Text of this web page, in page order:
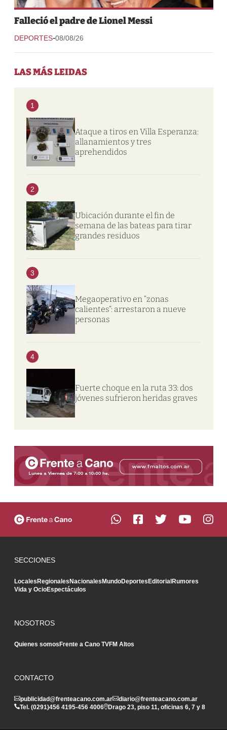
Falleció el padre de Lionel Messi
DEPORTES-08/08/26
LAS MÁS LEIDAS
1
Ataque a tiros en Villa Esperanza:
allanamientos y tres
aprehendidos
2
Ubicación durante el fin de
semana de las bateas para tirar
grandes residuos
3
Megaoperativo en “zonas
calientes”: arrestaron a nueve
personas
4
Fuerte choque en la ruta 33: dos
jóvenes sufrieron heridas graves
SECCIONES
LocalesRegionalesNacionalesMundoDeportesEditorialRumores
Vida y OcioEspectáculos
NOSOTROS
Quienes somosFrente a Cano TVFM Altos
CONTACTO
publicidad@frenteacano.com.ar
diario@frenteacano.com.ar
Tel. (0291)456 4195-456 4006 Drago 23, piso 11, oficinas 6, 7 y 8